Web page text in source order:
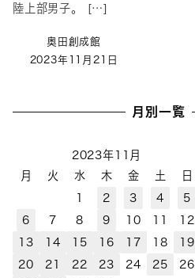
陸上部男子。 […]
奥田創成館
2023年11月21日
月別一覧
2023年11月
月
火 水 木 金 土
日
1
2 3 4
5
6
7 8 9 10 11
12
13
14 15 16 17 18
19
20
21 22 23 24 25
26